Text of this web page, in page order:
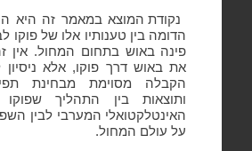
נקודת המוצא במאמר זה היא
הדומה בין טענותיו אלו של פוקו
פינה באוש בתחום המחול. אין
את באוש דרך פוקו, אלא ניסיון
הקבלה מסוימת מבחינת
ותוצאות בין התהליך
האינטלקטואלי המערבי לבין
על עולם המחול.